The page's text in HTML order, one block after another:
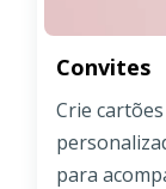
Convites
Crie
para